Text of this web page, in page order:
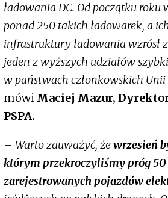
ładowania DC. Od początku roku
ponad 250 takich ładowarek, a
infrastruktury ładowania wzrósł
jeden z wyższych udziałów
w państwach członkowskich Unii
mówi Maciej Mazur,
PSPA.
– Warto zauważyć, żewrzesień
którym przekroczyliśmy próg 50
zarejestrowanych pojazdów